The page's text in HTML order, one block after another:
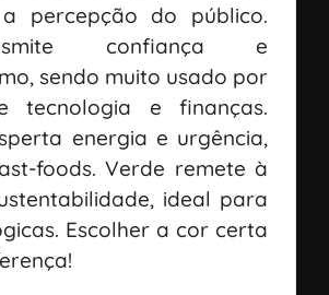
percepção do público.
confiança e
sendo muito usado por
tecnologia e finanças.
energia e urgência,
foods. Verde remete à
ideal para
Escolher a cor certa